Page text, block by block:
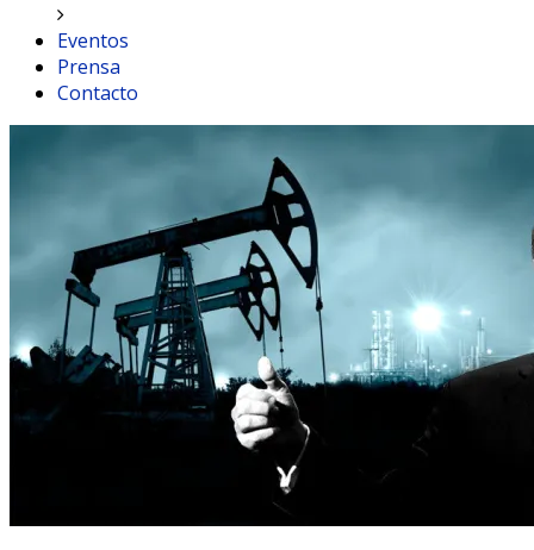
Eventos
Prensa
Contacto